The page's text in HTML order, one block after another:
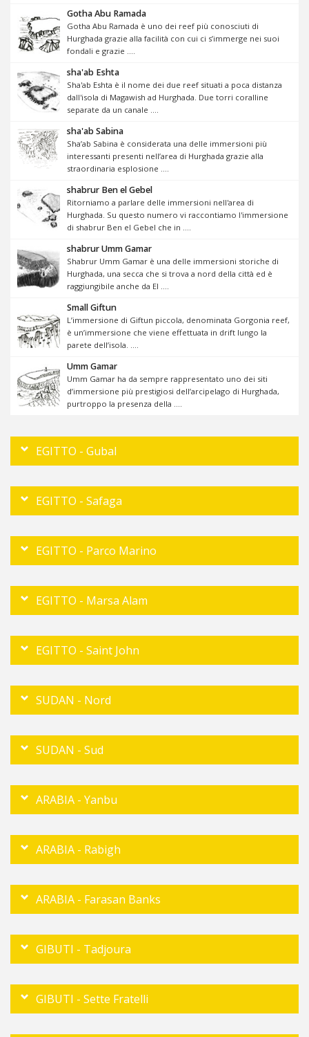
Gotha Abu Ramada
Gotha Abu Ramada è uno dei reef più conosciuti di
Hurghada grazie alla facilità con cui ci s’immerge nei suoi
fondali e grazie ....
sha'ab Eshta
Sha'ab Eshta è il nome dei due reef situati a poca distanza
dall'isola di Magawish ad Hurghada. Due torri coralline
separate da un canale ....
sha'ab Sabina
Sha’ab Sabina è considerata una delle immersioni più
interessanti presenti nell’area di Hurghada grazie alla
straordinaria esplosione ....
shabrur Ben el Gebel
Ritorniamo a parlare delle immersioni nell'area di
Hurghada. Su questo numero vi raccontiamo l'immersione
di shabrur Ben el Gebel che in ....
shabrur Umm Gamar
Shabrur Umm Gamar è una delle immersioni storiche di
Hurghada, una secca che si trova a nord della città ed è
raggiungibile anche da El ....
Small Giftun
L’immersione di Giftun piccola, denominata Gorgonia reef,
è un’immersione che viene effettuata in drift lungo la
parete dell’isola. ....
Umm Gamar
Umm Gamar ha da sempre rappresentato uno dei siti
d’immersione più prestigiosi dell’arcipelago di Hurghada,
purtroppo la presenza della ....
EGITTO - Gubal
EGITTO - Safaga
EGITTO - Parco Marino
EGITTO - Marsa Alam
EGITTO - Saint John
SUDAN - Nord
SUDAN - Sud
ARABIA - Yanbu
ARABIA - Rabigh
ARABIA - Farasan Banks
GIBUTI - Tadjoura
GIBUTI - Sette Fratelli